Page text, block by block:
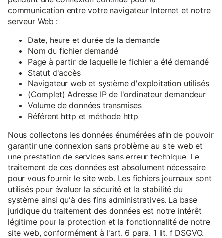
communication entre votre navigateur Internet et notre
serveur Web :
Date, heure et durée de la demande
Nom du fichier demandé
Page à partir de laquelle le fichier a été demandé
Statut d'accès
Navigateur web et système d'exploitation utilisés
(Complet) Adresse IP de l'ordinateur demandeur
Volume de données transmises
Référent http et méthode http
Nous collectons les données énumérées afin de pouvoir
garantir une connexion sans problème au site web et
une prestation de services sans erreur technique. Le
traitement de ces données est absolument nécessaire
pour vous fournir le site web. Les fichiers journaux sont
utilisés pour évaluer la sécurité et la stabilité du
système ainsi qu'à des fins administratives. La base
juridique du traitement des données est notre intérêt
légitime pour la protection et la fonctionnalité de notre
site web, conformément à l'art. 6 para. 1 lit. f DSGVO.